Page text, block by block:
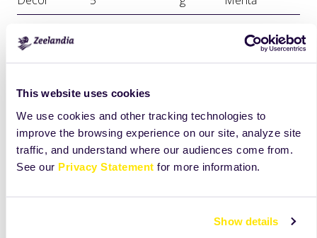
This website uses cookies
We use cookies and other tracking technologies to
improve the browsing experience on our site, analyze site
traffic, and understand where our audiences come from.
See our Privacy Statement for more information.
Show details
Mod de lucru
Se mixează ingredientele timp de 7 minute, la viteza
mare. Compoziția se toarnă în într-o forma circulară și se
coace la 180°C timp de 45 minute.
Cremă de fructe: